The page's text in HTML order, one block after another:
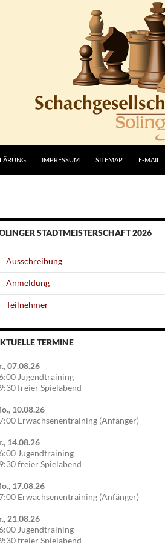
IMPRESSUM SITEMAP E-MAIL
STADTMEISTERSCHAFT 2026
Ausschreibung
Anmeldung
Teilnehmer
TERMINE
07.08.26
Jugendtraining
freier Spielabend
10.08.26
Erwachsenentraining (Anfänger)
14.08.26
Jugendtraining
freier Spielabend
17.08.26
Erwachsenentraining (Anfänger)
21.08.26
Jugendtraining
freier Spielabend